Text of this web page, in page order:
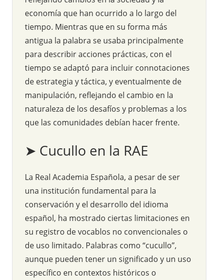
economía que han ocurrido a lo largo del
tiempo. Mientras que en su forma más
antigua la palabra se usaba principalmente
para describir acciones prácticas, con el
tiempo se adaptó para incluir connotaciones
de estrategia y táctica, y eventualmente de
manipulación, reflejando el cambio en la
naturaleza de los desafíos y problemas a los
que las comunidades debían hacer frente.
➤ Cucullo en la RAE
La Real Academia Española, a pesar de ser
una institución fundamental para la
conservación y el desarrollo del idioma
español, ha mostrado ciertas limitaciones en
su registro de vocablos no convencionales o
de uso limitado. Palabras como “cucullo”,
aunque pueden tener un significado y un uso
específico en contextos históricos o